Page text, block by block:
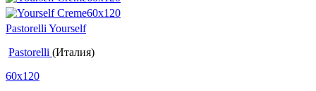
Pastorelli Yourself
Pastorelli (Италия)
60x120